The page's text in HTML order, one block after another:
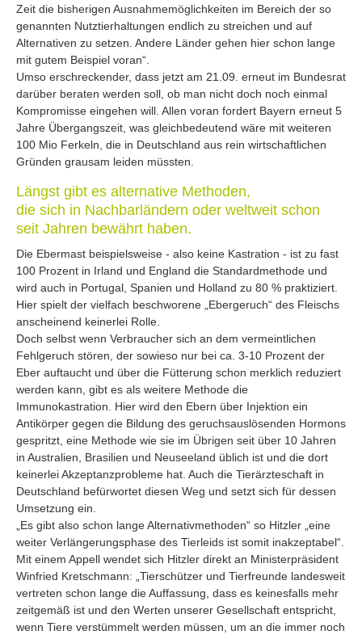
Zeit die bisherigen Ausnahmemöglichkeiten im Bereich der so
genannten Nutztierhaltungen endlich zu streichen und auf
Alternativen zu setzen. Andere Länder gehen hier schon lange
mit gutem Beispiel voran“.
Umso erschreckender, dass jetzt am 21.09. erneut im Bundesrat
darüber beraten werden soll, ob man nicht doch noch einmal
Kompromisse eingehen will. Allen voran fordert Bayern erneut 5
Jahre Übergangszeit, was gleichbedeutend wäre mit weiteren
100 Mio Ferkeln, die in Deutschland aus rein wirtschaftlichen
Gründen grausam leiden müssten.
Längst gibt es alternative Methoden,
die sich in Nachbarländern oder weltweit schon
seit Jahren bewährt haben.
Die Ebermast beispielsweise - also keine Kastration - ist zu fast
100 Prozent in Irland und England die Standardmethode und
wird auch in Portugal, Spanien und Holland zu 80 % praktiziert.
Hier spielt der vielfach beschworene „Ebergeruch“ des Fleischs
anscheinend keinerlei Rolle.
Doch selbst wenn Verbraucher sich an dem vermeintlichen
Fehlgeruch stören, der sowieso nur bei ca. 3-10 Prozent der
Eber auftaucht und über die Fütterung schon merklich reduziert
werden kann, gibt es als weitere Methode die
Immunokastration. Hier wird den Ebern über Injektion ein
Antikörper gegen die Bildung des geruchsauslösenden Hormons
gespritzt, eine Methode wie sie im Übrigen seit über 10 Jahren
in Australien, Brasilien und Neuseeland üblich ist und die dort
keinerlei Akzeptanzprobleme hat. Auch die Tierärzteschaft in
Deutschland befürwortet diesen Weg und setzt sich für dessen
Umsetzung ein.
„Es gibt also schon lange Alternativmethoden“ so Hitzler „eine
weiter Verlängerungsphase des Tierleids ist somit inakzeptabel“.
Mit einem Appell wendet sich Hitzler direkt an Ministerpräsident
Winfried Kretschmann: „Tierschützer und Tierfreunde landesweit
vertreten schon lange die Auffassung, dass es keinesfalls mehr
zeitgemäß ist und den Werten unserer Gesellschaft entspricht,
wenn Tiere verstümmelt werden müssen, um an die immer noch